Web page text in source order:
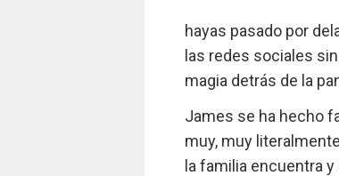
hayas pasado por
las redes sociales
magia detrás de la
James se ha hecho
muy, muy
la familia encuentra